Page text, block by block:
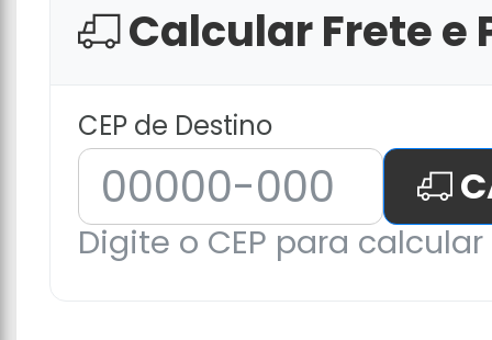
Calcular Frete e
CEP de Destino
Digite o CEP para